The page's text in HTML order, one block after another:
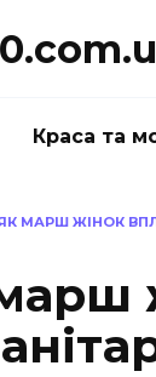
Краса та
МАРШ ЖІНОК